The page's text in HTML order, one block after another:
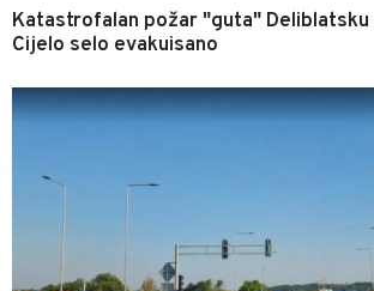
Katastrofalan požar "guta" Deliblatsku
Cijelo selo evakuisano